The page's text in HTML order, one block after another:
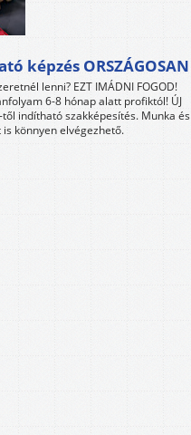
képzés ORSZÁGOSAN
lenni? EZT IMÁDNI FOGOD!
6-8 hónap alatt profiktól! ÚJ
től indítható szakképesítés. Munka és
könnyen elvégezhető.